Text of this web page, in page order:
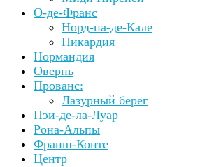
О-де-Франс
Норд-па-де-Кале
Пикардия
Нормандия
Овернь
Прованс:
Лазурный берег
Пэи-де-ла-Луар
Рона-Альпы
Франш-Конте
Центр